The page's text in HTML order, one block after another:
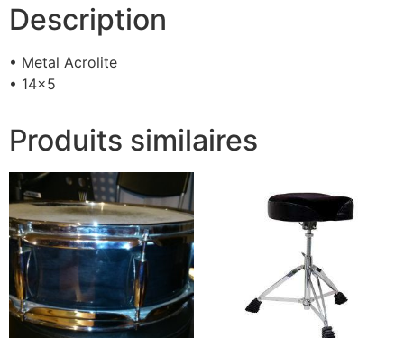
Description
• Metal Acrolite
• 14×5
Produits similaires